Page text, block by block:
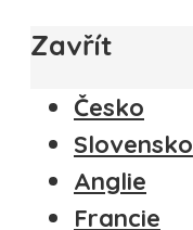
Zavřít
Česko
Slovensko
Anglie
Francie